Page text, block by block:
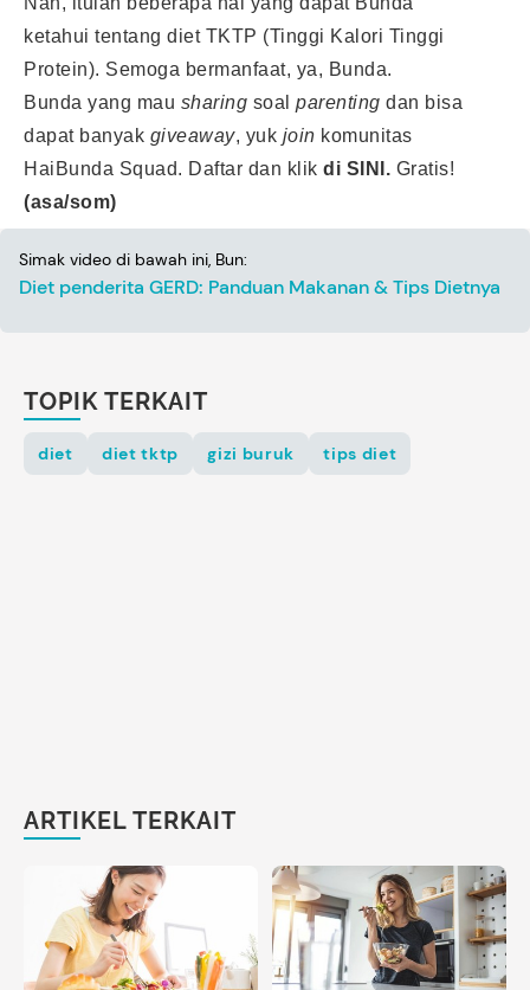
ketahui tentang diet TKTP (Tinggi Kalori Tinggi
Protein). Semoga bermanfaat, ya, Bunda.
Bunda yang mau sharing soal parenting dan bisa
dapat banyak giveaway, yuk join komunitas
HaiBunda Squad. Daftar dan klik di SINI. Gratis!
(asa/som)
Simak video di bawah ini, Bun:
Diet penderita GERD: Panduan Makanan & Tips Dietnya
TOPIK TERKAIT
diet diet tktp gizi buruk tips diet
ARTIKEL TERKAIT